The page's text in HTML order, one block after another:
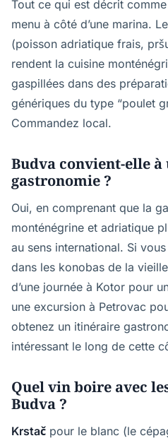
Tout ce qui est décrit
menu à côté d’une marina.
(poisson adriatique frais,
rendent la cuisine
gaspillées dans des
génériques du type “poulet
Commandez local.
Budva convient-elle à
gastronomie ?
Oui, en comprenant que la
monténégrine et adriatique
au sens international. Si
dans les konobas de la
d’une journée à Kotor pour
une excursion à Petrovac
obtenez un itinéraire
intéressant le long de cette
Quel vin boire avec
Budva ?
Krstač pour le blanc (le